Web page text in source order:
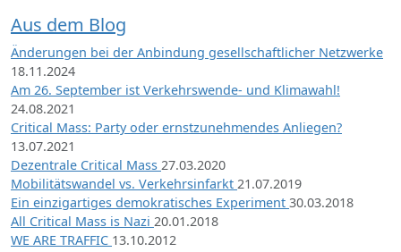
Aus dem Blog
Änderungen bei der Anbindung gesellschaftlicher Netzwerke
18.11.2024
Am 26. September ist Verkehrswende- und Klimawahl!
24.08.2021
Critical Mass: Party oder ernstzunehmendes Anliegen?
13.07.2021
Dezentrale Critical Mass 27.03.2020
Mobilitätswandel vs. Verkehrsinfarkt 21.07.2019
Ein einzigartiges demokratisches Experiment 30.03.2018
All Critical Mass is Nazi 20.01.2018
WE ARE TRAFFIC 13.10.2012